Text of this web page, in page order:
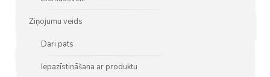
Ziņojumu veids
Dari pats
Iepazīstināšana ar produktu